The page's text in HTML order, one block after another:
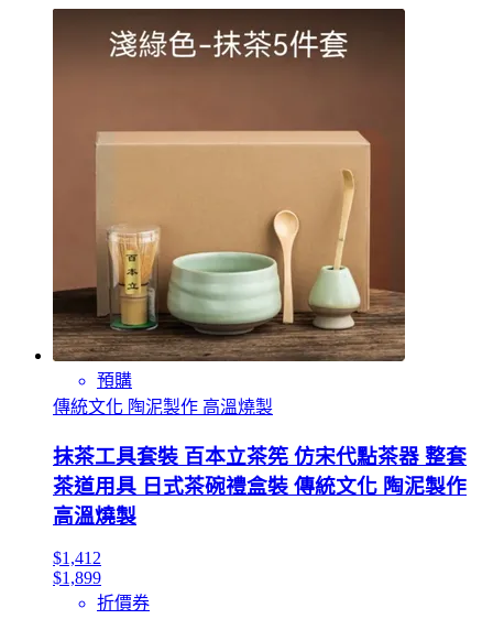
預購
傳統文化 陶泥製作 高溫燒製
抹茶工具套裝 百本立茶筅 仿宋代點茶器 整套
茶道用具 日式茶碗禮盒裝 傳統文化 陶泥製作
高溫燒製
$1,412
$1,899
折價券